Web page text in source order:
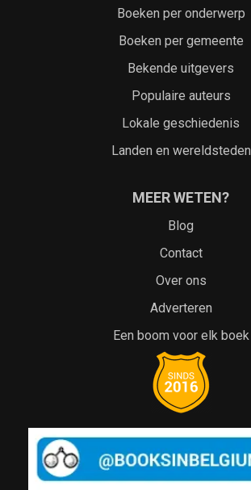
Boeken per onderwerp
Boeken per gemeente
Bekende uitgevers
Populaire auteurs
Lokale geschiedenis
Landen en wereldsteden
MEER WETEN?
Blog
Contact
Over ons
Adverteren
Een boom voor elk boek